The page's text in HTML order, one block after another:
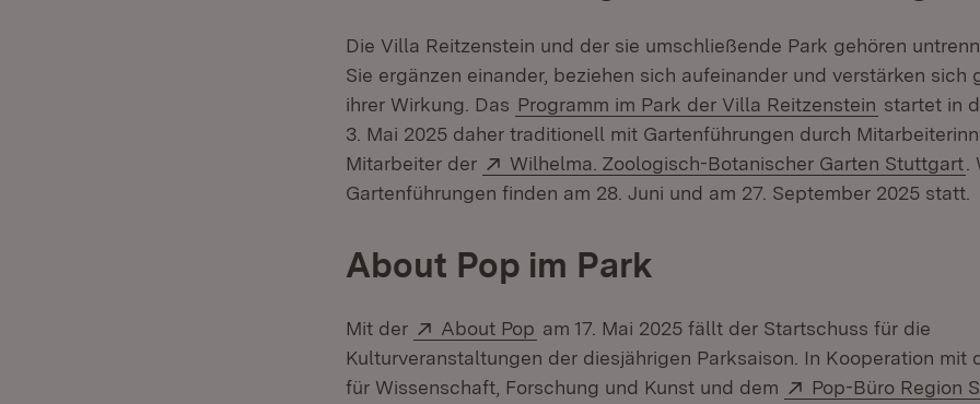
Die Villa Reitzenstein und der sie umschließende Park gehören
Sie ergänzen einander, beziehen sich aufeinander und verstärken sich
ihrer Wirkung. Das Programm im Park der Villa Reitzenstein startet in
3. Mai 2025 daher traditionell mit Gartenführungen durch
Mitarbeiter der
Extern:
Wilhelma. Zoologisch-Botanischer Garten Stuttgart
Gartenführungen finden am 28. Juni und am 27. September 2025 statt.
About Pop im Park
Mit der Extern:
About Pop (Öffnet in neuem Fenster)
am 17. Mai 2025 fällt der Startschuss für die
Kulturveranstaltungen der diesjährigen Parksaison. In Kooperation mit
für Wissenschaft, Forschung und Kunst und dem
Extern:
Pop-Büro Region